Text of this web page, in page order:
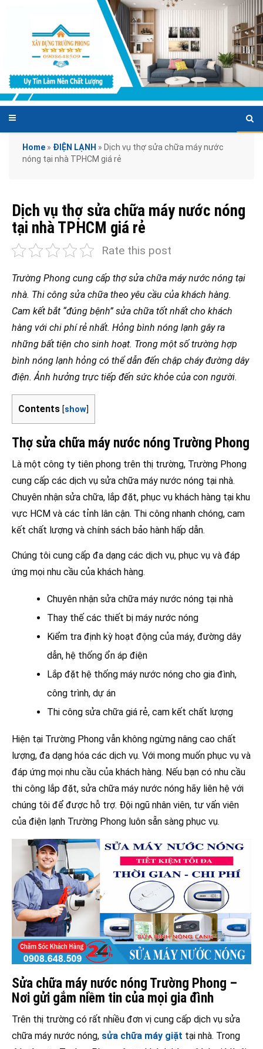
Home » ĐIỆN LẠNH » Dịch vụ thợ sửa chữa máy nước
nóng tại nhà TPHCM giá rẻ
Dịch vụ thợ sửa chữa máy nước nóng
tại nhà TPHCM giá rẻ
Rate this post
Trường Phong cung cấp thợ sửa chữa máy nước nóng tại
nhà. Thi công sửa chữa theo yêu cầu của khách hàng.
Cam kết bắt “đúng bệnh” sửa chữa tốt nhất cho khách
hàng với chi phí rẻ nhất. Hỏng bình nóng lạnh gây ra
những bất tiện cho sinh hoạt. Trong một số trường hợp
bình nóng lạnh hỏng có thể dẫn đến chập cháy đường dây
điện. Ảnh hưởng trực tiếp đến sức khỏe của con người.
Contents [show]
Thợ sửa chữa máy nước nóng Trường Phong
Là một công ty tiên phong trên thị trường, Trường Phong
cung cấp các dịch vụ sửa chữa máy nước nóng tại nhà.
Chuyên nhận sửa chữa, lắp đặt, phục vụ khách hàng tại khu
vực HCM và các tỉnh lân cận. Thi công nhanh chóng, cam
kết chất lượng và chính sách bảo hành hấp dẫn.
Chúng tôi cung cấp đa dạng các dịch vụ, phục vụ và đáp
ứng mọi nhu cầu của khách hàng.
Chuyên nhận sửa chữa máy nước nóng tại nhà
Thay thế các thiết bị máy nước nóng
Kiểm tra định kỳ hoạt động của máy, đường dây
dẫn, hệ thống ổn áp điện
Lắp đặt hệ thống máy nước nóng cho gia đình,
công trình, dự án
Thi công sửa chữa giá rẻ, cam kết chất lượng
Hiện tại Trường Phong vẫn không ngừng nâng cao chất
lượng, đa dạng hóa các dịch vụ. Với mong muốn phục vụ và
đáp ứng mọi nhu cầu của khách hàng. Nếu bạn có nhu cầu
thi công lắp đặt, sửa chữa máy nước nóng hãy liên hệ với
chúng tôi để được hỗ trợ. Đội ngũ nhân viên, tư vấn viên
của điện lạnh Trường Phong luôn sẵn sàng phục vụ.
Sửa chữa máy nước nóng Trường Phong –
Nơi gửi gắm niềm tin của mọi gia đình
Trên thị trường có rất nhiều đơn vị cung cấp dịch vụ sửa
chữa máy nước nóng, sửa chữa máy giặt tại nhà. Trong